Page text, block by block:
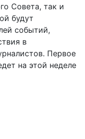
Совета, так и
будут
событий,
в
Первое
на этой неделе